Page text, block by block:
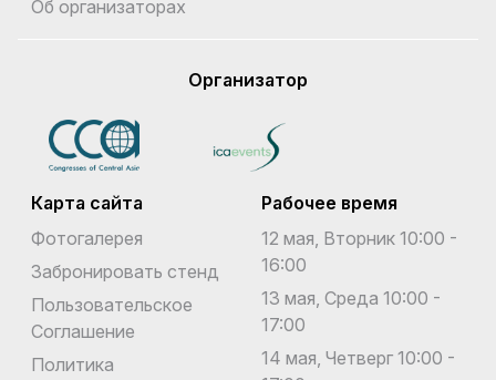
Об организаторах
Организатор
Карта сайта
Фотогалерея
Забронировать стенд
Пользовательское
Соглашение
Политика
Рабочее время
12 мая, Вторник 10:00 -
16:00
13 мая, Среда 10:00 -
17:00
14 мая, Четверг 10:00 -